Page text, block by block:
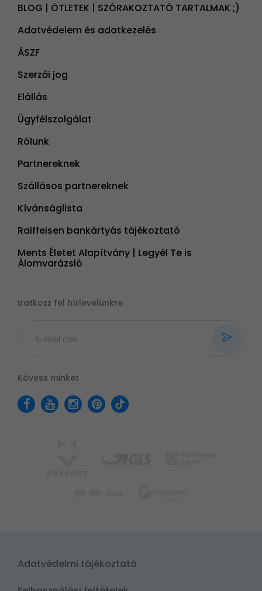
BLOG | ÖTLETEK | SZÓRAKOZTATÓ TARTALMAK ;)
Adatvédelem és adatkezelés
ÁSZF
Szerzői jog
Elállás
Ügyfélszolgálat
Rólunk
Partnereknek
Szállásos partnereknek
Kívánságlista
Raiffeisen bankártyás tájékoztató
Ments Életet Alapítvány | Legyél Te is
Álomvarázsló
Iratkozz fel hírlevelünkre
Kövess minket
Adatvédelmi tájékoztató